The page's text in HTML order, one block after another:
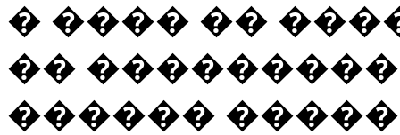
� ���� ��
��
������